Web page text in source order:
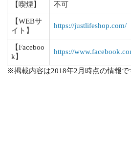
【喫煙】 不可
【WEBサ
イト】
https://justlifeshop.com/
【Faceboo
k】
https://
※掲載内容は2018年2月時点の情報で